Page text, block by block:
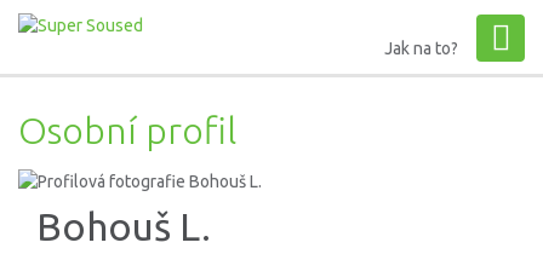
Jak na to?
Osobní profil
Bohouš L.